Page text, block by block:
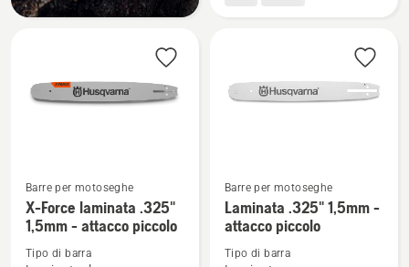
Vedi
maggiori
dettagli
Barre per motoseghe
X-Force laminata .325"
1,5mm - attacco piccolo
Tipo di barra
Vedi
maggiori
dettagli
Barre per motoseghe
Laminata .325" 1,5mm -
attacco piccolo
Tipo di barra